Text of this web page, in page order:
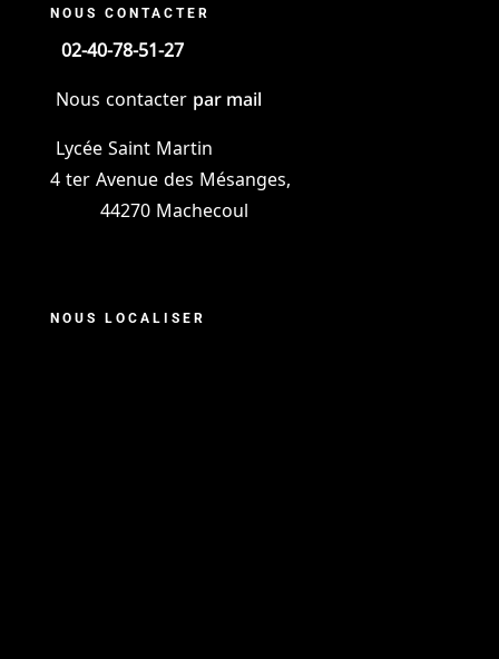
NOUS CONTACTER
02-40-78-51-27
Nous contacter par mail
Lycée Saint Martin
4 ter Avenue des Mésanges,
44270 Machecoul
NOUS LOCALISER